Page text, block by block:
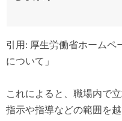
引用: 厚生労働省ホームペ
について」
これによると、職場内で
指示や指導などの範囲を